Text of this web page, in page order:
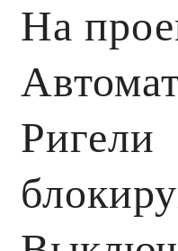
На
Ригели